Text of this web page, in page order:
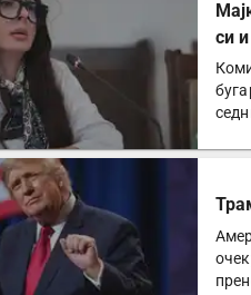
си